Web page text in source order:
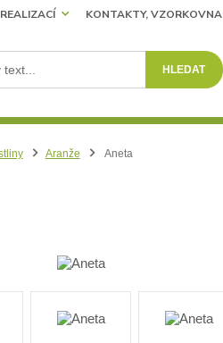
KONTAKTY, VZORKOVNA
HLEDAT
Aranže Aneta